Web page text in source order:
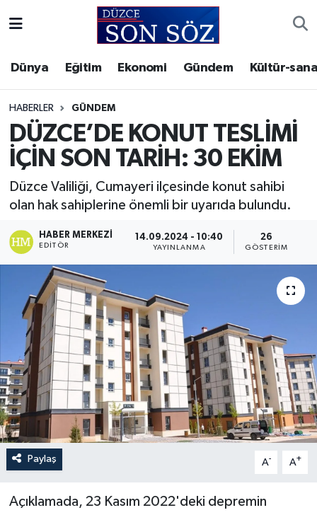
Dünya Eğitim Ekonomi Gündem Kültür-
HABERLER GÜNDEM
DÜZCE’DE KONUT TESLİMİ
İÇİN SON TARİH: 30 EKİM
Düzce Valiliği, Cumayeri ilçesinde konut sahibi
olan hak sahiplerine önemli bir uyarıda bulundu.
HABER MERKEZI
EDITÖR
14.09.2024 - 10:40
YAYINLANMA
26
GÖSTERIM
Paylaş A- A+
Açıklamada, 23 Kasım 2022'deki depremin
Gizlilik Sözleşmesi
İletişim
Künye
Video Galeri
Akçakoca Hava Durumu
Akçakoca Trafik Yoğunluk Haritası
Süper Lig Puan Durumu ve Fikstür
Tüm Manşetler
Son Dakika Haberleri
Haber Arşivi